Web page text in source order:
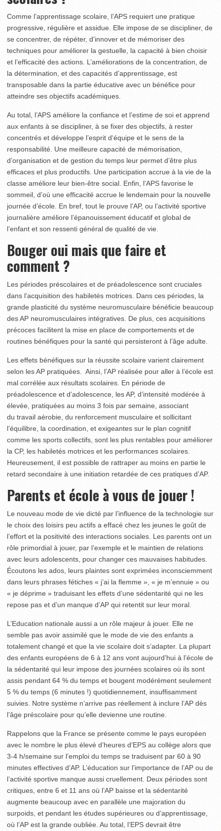
Comme l’apprentissage scolaire, l’APS requiert une pratique
progressive, régulière et assidue. Elle impose de se disci­pliner, de
se concentrer, de répéter, d’innover et de mémo­riser des
techniques pour améliorer la gestuelle, la capacité à bien choisir
et l’efficacité des actions. L’améliorations de la concentration, de
la détermination, et des capacités d’appren­tissage, est
transposable dans la partie éducative avec un bénéfice pour
atteindre ses objectifs académiques.
Au total, l’APS améliore la confiance et l’estime de soi et apprend
aux enfants à se discipliner, à se fixer des objectifs, à rester
concentrés et développe l’esprit d‘équipe et le sens de la
responsabilité. Une meilleure capacité de mémorisation,
d’organisation et de gestion du temps leur permet d’être plus
efficaces et plus productifs. Une participation accrue à la vie de la
classe améliore leur bien-être social. Enfin, l’APS favorise le
sommeil, d’où une efficacité accrue le lendemain pour la nouvelle
journée d’école. En bref, tout le prouve l’AP, ou l’activité sportive
journalière améliore l’épanouissement éducatif et global de
l’enfant et son ressenti général de qualité de vie.
Bouger oui mais que faire et
comment ?
Les périodes préscolaires et de préadolescence sont cruciales
dans l’acquisition des habiletés motrices. Dans ces périodes, la
grande plasticité du système neuromusculaire bénéficie beaucoup
des AP neuromusculaires intégratives. De plus, ces acquisitions
précoces facilitent la mise en place de compor­tements et de
routines bénéfiques pour la santé qui persisteront à l’âge adulte.
Les effets bénéfiques sur la réussite scolaire varient claire­ment
selon les AP pratiquées. Ainsi, l’AP réalisée pour aller à l’école est
mal corrélée aux résultats scolaires. En période de
préadolescence et d’adolescence, les AP, d’intensité modérée à
élevée, pratiquées au moins 3 fois par semaine, associant
du travail aérobie, du renforcement musculaire et sollicitant
l’équilibre, la coordination, et exigeantes sur le plan cognitif
comme les sports collectifs, sont les plus rentables pour améliorer
la CP, les habiletés motrices et les performances scolaires.
Heureusement, il est possible de rattraper au moins en partie le
retard secondaire à une initiation retardée de ces pratiques d’AP.
Parents et école à vous de jouer !
Le nouveau mode de vie dicté par l’influence de la techno­logie sur
le choix des loisirs peu actifs a effacé chez les jeunes le goût de
l’effort et la positivité des interactions sociales. Les parents ont un
rôle primordial à jouer, par l’exemple et le maintien de relations
avec leurs adolescents, pour changer ces mauvaises habitudes.
Écoutons les ados, leurs plaintes sont exprimées inconsciemment
dans leurs phrases fétiches « j’ai la flemme », « je m’ennuie » ou
« je déprime » traduisant les effets d’une sédentarité qui ne les
repose pas et d’un manque d’AP qui retentit sur leur moral.
L’Education nationale aussi a un rôle majeur à jouer. Elle ne
semble pas avoir assimilé que le mode de vie des enfants a
totalement changé et que la vie scolaire doit s’adapter. La plupart
des enfants européens de 6 à 12 ans vont aujourd’hui à l’école de
la sédentarité qui leur impose des journées scolaires où ils sont
assis pendant 64 % du temps et bougent modérément seulement
5 % du temps (6 minutes !) quotidiennement, insuffisamment
suivies. Notre système n’arrive pas réellement à inclure l’AP dès
l’âge préscolaire pour qu’elle devienne une routine.
Rappelons que la France se présente comme le pays euro­péen
avec le nombre le plus élevé d’heures d’EPS au collège alors que
3-4 h/semaine sur l’emploi du temps se traduisent par 60 à 90
minutes effectives d’AP. L’éducation sur l’importance de l’AP ou de
l’activité sportive manque aussi cruellement. Deux périodes sont
critiques, entre 6 et 11 ans où l’AP baisse et la sédentarité
augmente beaucoup avec en parallèle une majoration du
surpoids, et pendant les études supérieures ou d’apprentissage,
où l’AP est la grande oubliée. Au total, l’EPS devrait être